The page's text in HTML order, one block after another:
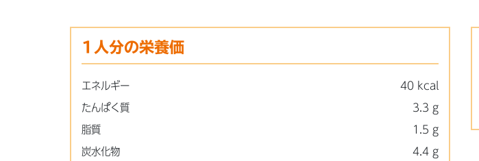
1人分の栄養価
エネルギー
40 kcal
たんぱく質
3.3 g
脂質
1.5 g
炭水化物
4.4 g